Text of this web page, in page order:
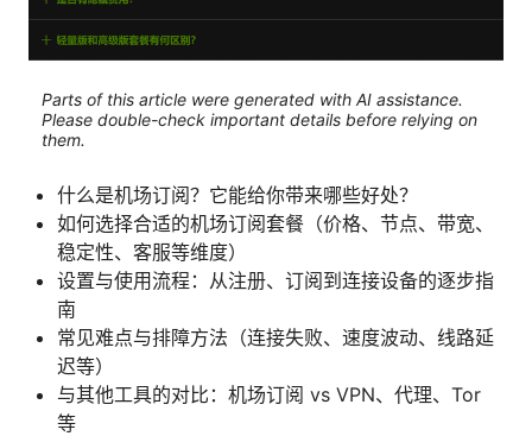
Parts of this article were generated with AI assistance.
Please double-check important details before relying on
them.
什么是机场订阅？它能给你带来哪些好处？
如何选择合适的机场订阅套餐（价格、节点、带宽、
稳定性、客服等维度）
设置与使用流程：从注册、订阅到连接设备的逐步指
南
常见难点与排障方法（连接失败、速度波动、线路延
迟等）
与其他工具的对比：机场订阅 vs VPN、代理、Tor
等